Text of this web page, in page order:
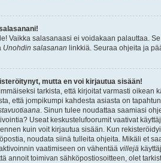
Vaikka salasanaasi ei voidakaan palauttaa.
Unohdin salasanan linkkiä. Seuraa ohjeita ja
mutta en voi kirjautua sisään!
tarkista, että kirjoitat varmasti
että jompikumpi kahdesta asiasta on
. Sinun tulee noudattaa saamiasi
Useat keskustelufoorumit vaativat
kuin voit kirjautua sisään. Kun
noudata siinä tulleita ohjeita. Mikäli et
vaatimiseen on vähentää villejä
annoit toimivan sähköpostiosoitteen, olet